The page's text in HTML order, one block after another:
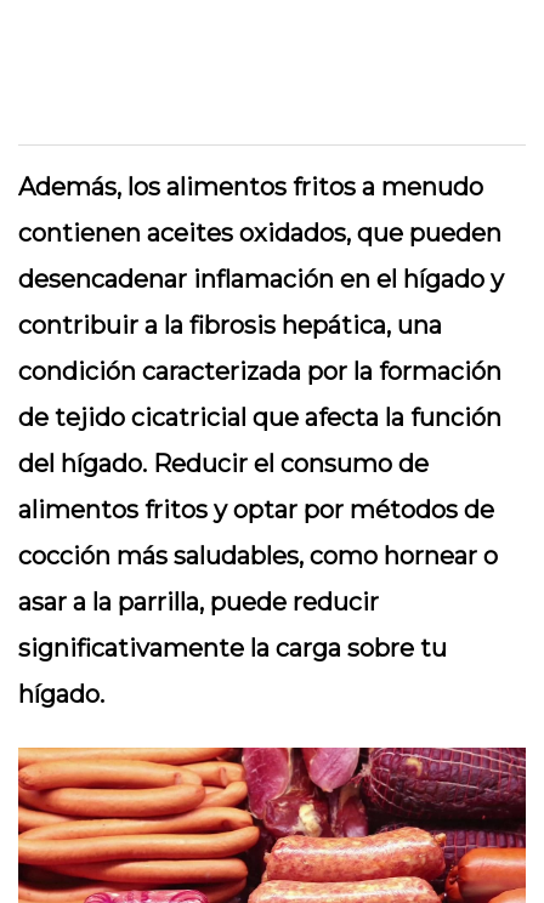
Además, los alimentos fritos a menudo
contienen aceites oxidados, que pueden
desencadenar inflamación en el hígado y
contribuir a la fibrosis hepática, una
condición caracterizada por la formación
de tejido cicatricial que afecta la función
del hígado. Reducir el consumo de
alimentos fritos y optar por métodos de
cocción más saludables, como hornear o
asar a la parrilla, puede reducir
significativamente la carga sobre tu
hígado.